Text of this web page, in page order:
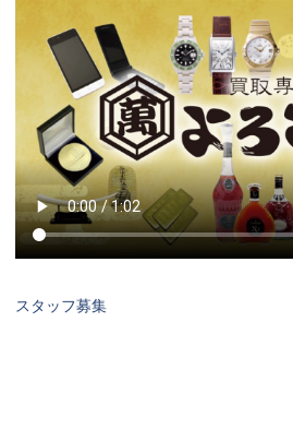
スタッフ募集